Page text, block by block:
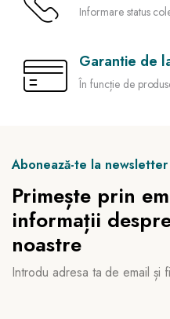
Informare status
Garantie de
În funcție de
Abonează-te la newsletter
Primește prin
informații
noastre
Introdu adresa ta de email și